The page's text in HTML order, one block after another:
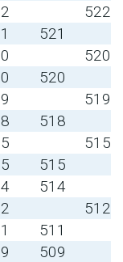
522
521
520
520
519
518
515
515
514
512
511
509